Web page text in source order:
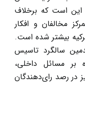
این است که برخلاف
مخالفان و افکار
بیشتر شده است.
سالگرد تاسیس
بر مسائل داخلی،
در رصد رای‌دهندگان